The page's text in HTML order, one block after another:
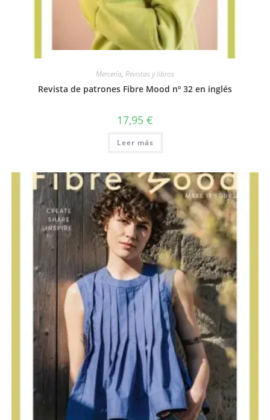
Vista rápida
Mercería, Revistas y libros
Revista de patrones Fibre Mood nº 32 en inglés
17,95 €
Leer más